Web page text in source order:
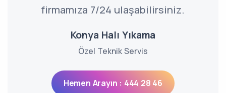
firmamıza 7/24 ulaşabilirsiniz.
Konya Halı Yıkama
Özel Teknik Servis
Hemen Arayın : 444 28 46